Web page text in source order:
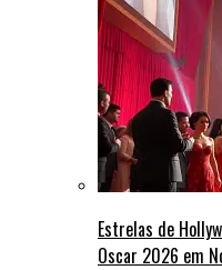
Estrelas de
Oscar 2026 em